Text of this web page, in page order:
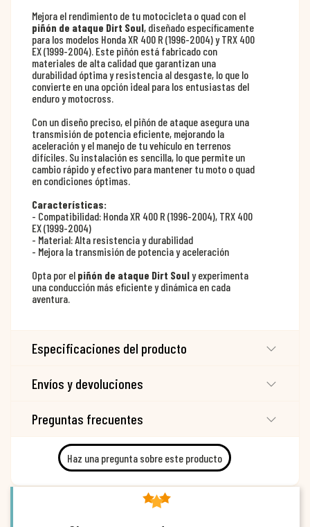
Mejora el rendimiento de tu motocicleta o quad con el
piñón de ataque Dirt Soul, diseñado específicamente
para los modelos Honda XR 400 R (1996-2004) y TRX 400
EX (1999-2004). Este piñón está fabricado con
materiales de alta calidad que garantizan una
durabilidad óptima y resistencia al desgaste, lo que lo
convierte en una opción ideal para los entusiastas del
enduro y motocross.
Con un diseño preciso, el piñón de ataque asegura una
transmisión de potencia eficiente, mejorando la
aceleración y el manejo de tu vehículo en terrenos
difíciles. Su instalación es sencilla, lo que permite un
cambio rápido y efectivo para mantener tu moto o quad
en condiciones óptimas.
Características:
- Compatibilidad: Honda XR 400 R (1996-2004), TRX 400
EX (1999-2004)
- Material: Alta resistencia y durabilidad
- Mejora la transmisión de potencia y aceleración
Opta por el piñón de ataque Dirt Souly experimenta
una conducción más eficiente y dinámica en cada
aventura.
Especificaciones del producto
Envíos y devoluciones
Preguntas frecuentes
Haz una pregunta sobre este producto